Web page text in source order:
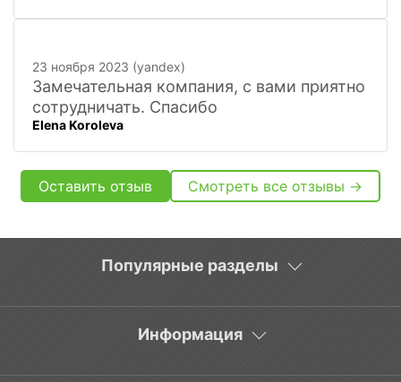
23 ноября 2023 (yandex)
Замечательная компания, с вами приятно
сотрудничать. Спасибо
Elena Koroleva
Оставить отзыв Смотреть все отзывы →
Популярные разделы
Информация